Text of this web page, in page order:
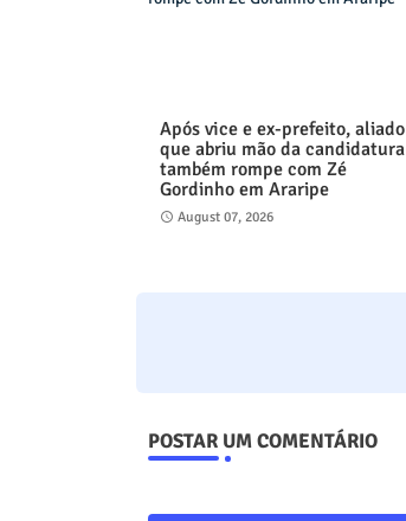
Após vice e ex-prefeito, aliado
que abriu mão da candidatura
também rompe com Zé
Gordinho em Araripe
August 07, 2026
POSTAR UM COMENTÁRIO